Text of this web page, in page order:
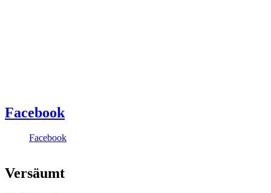
Facebook
Facebook
Versäumt